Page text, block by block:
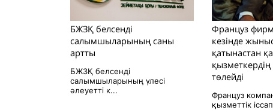
БЖЗҚ белсенді
салымшыларының саны
артты
БЖЗҚ белсенді
салымшыларының үлесі
әлеуетті к...
Француз
кезінде
қатынастан
қызметкердің
төлейді
Француз
қызметтік